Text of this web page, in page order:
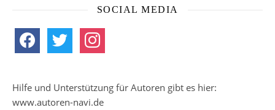
SOCIAL MEDIA
facebook twitter instagram
Hilfe und Unterstützung für Autoren gibt es hier:
www.autoren-navi.de